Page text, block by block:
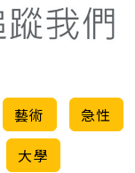
藝術
急性
大學